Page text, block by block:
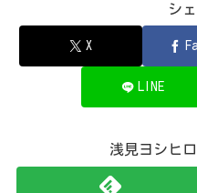
シ
X
LINE
浅見ヨシヒ